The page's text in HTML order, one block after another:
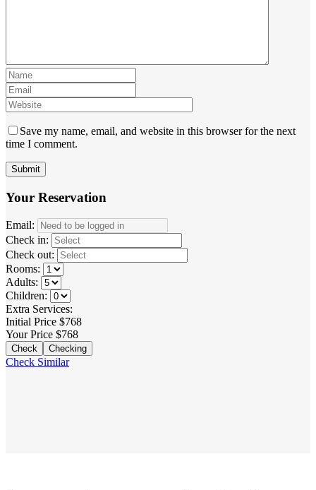
Save my name, email, and website in this browser for the next
time I comment.
Your Reservation
Email:
Check in:
Check out:
Rooms:
Adults:
Children:
Extra Services:
Initial Price $768
Your Price $768
Check Checking
Check Similar